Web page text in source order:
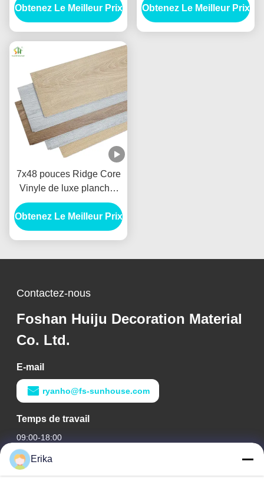
aux rayures Plancher
SPC pour salle de bain
Obtenez Le Meilleur Prix
6mm épais
Obtenez Le Meilleur Prix
7x48 pouces Ridge Core
Vinyle de luxe plancher
étanche SPC plancher en
vinyle
Obtenez Le Meilleur Prix
Contactez-nous
Foshan Huiju Decoration Material
Co. Ltd.
E-mail
ryanho@fs-sunhouse.com
Temps de travail
09:00-18:00
Notre adresse
Erika